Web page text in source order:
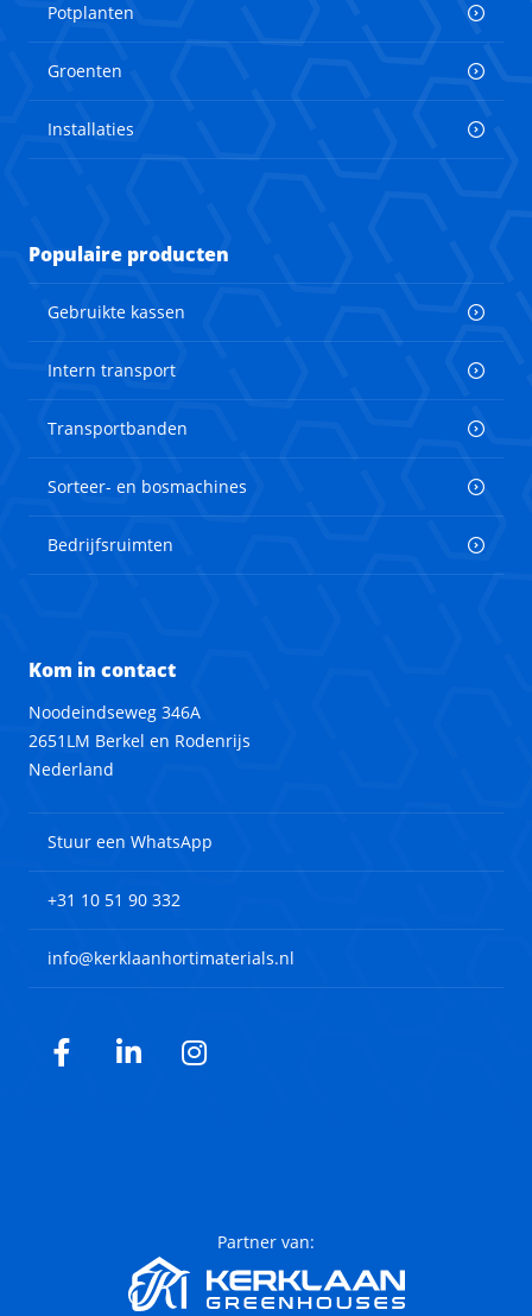
Potplanten
Groenten
Installaties
Populaire producten
Gebruikte kassen
Intern transport
Transportbanden
Sorteer- en bosmachines
Bedrijfsruimten
Kom in contact
Noodeindseweg 346A
2651LM Berkel en Rodenrijs
Nederland
Stuur een WhatsApp
+31 10 51 90 332
info@kerklaanhortimaterials.nl
Facebook
LinkedInInstagram
Partner van: